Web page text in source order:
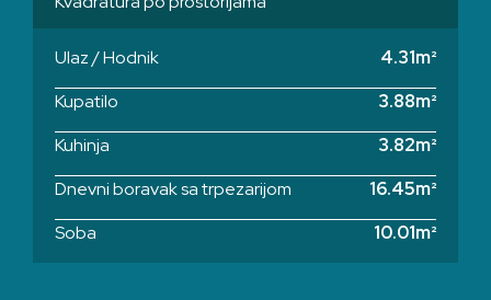
Ulaz / Hodnik
4.31m²
Kupatilo
3.88m²
Kuhinja
3.82m²
Dnevni boravak sa trpezarijom
16.45m²
Soba
10.01m²